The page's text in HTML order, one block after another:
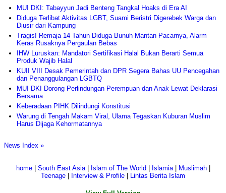
MUI DKI: Tabayyun Jadi Benteng Tangkal Hoaks di Era AI
Diduga Terlibat Aktivitas LGBT, Suami Beristri Digerebek Warga dan
Diusir dari Kampung
Tragis! Remaja 14 Tahun Diduga Bunuh Mantan Pacarnya, Alarm
Keras Rusaknya Pergaulan Bebas
IHW Luruskan: Mandatori Sertifikasi Halal Bukan Berarti Semua
Produk Wajib Halal
KUII VIII Desak Pemerintah dan DPR Segera Bahas UU Pencegahan
dan Penanggulangan LGBTQ
MUI DKI Dorong Perlindungan Perempuan dan Anak Lewat Deklarasi
Bersama
Keberadaan PIHK Dilindungi Konstitusi
Warung di Tengah Makam Viral, Ulama Tegaskan Kuburan Muslim
Harus Dijaga Kehormatannya
News Index »
home| South East Asia| Islam of The World Islamia| Muslimah|
Teenage
Interview & Profile Lintas Berita Islam